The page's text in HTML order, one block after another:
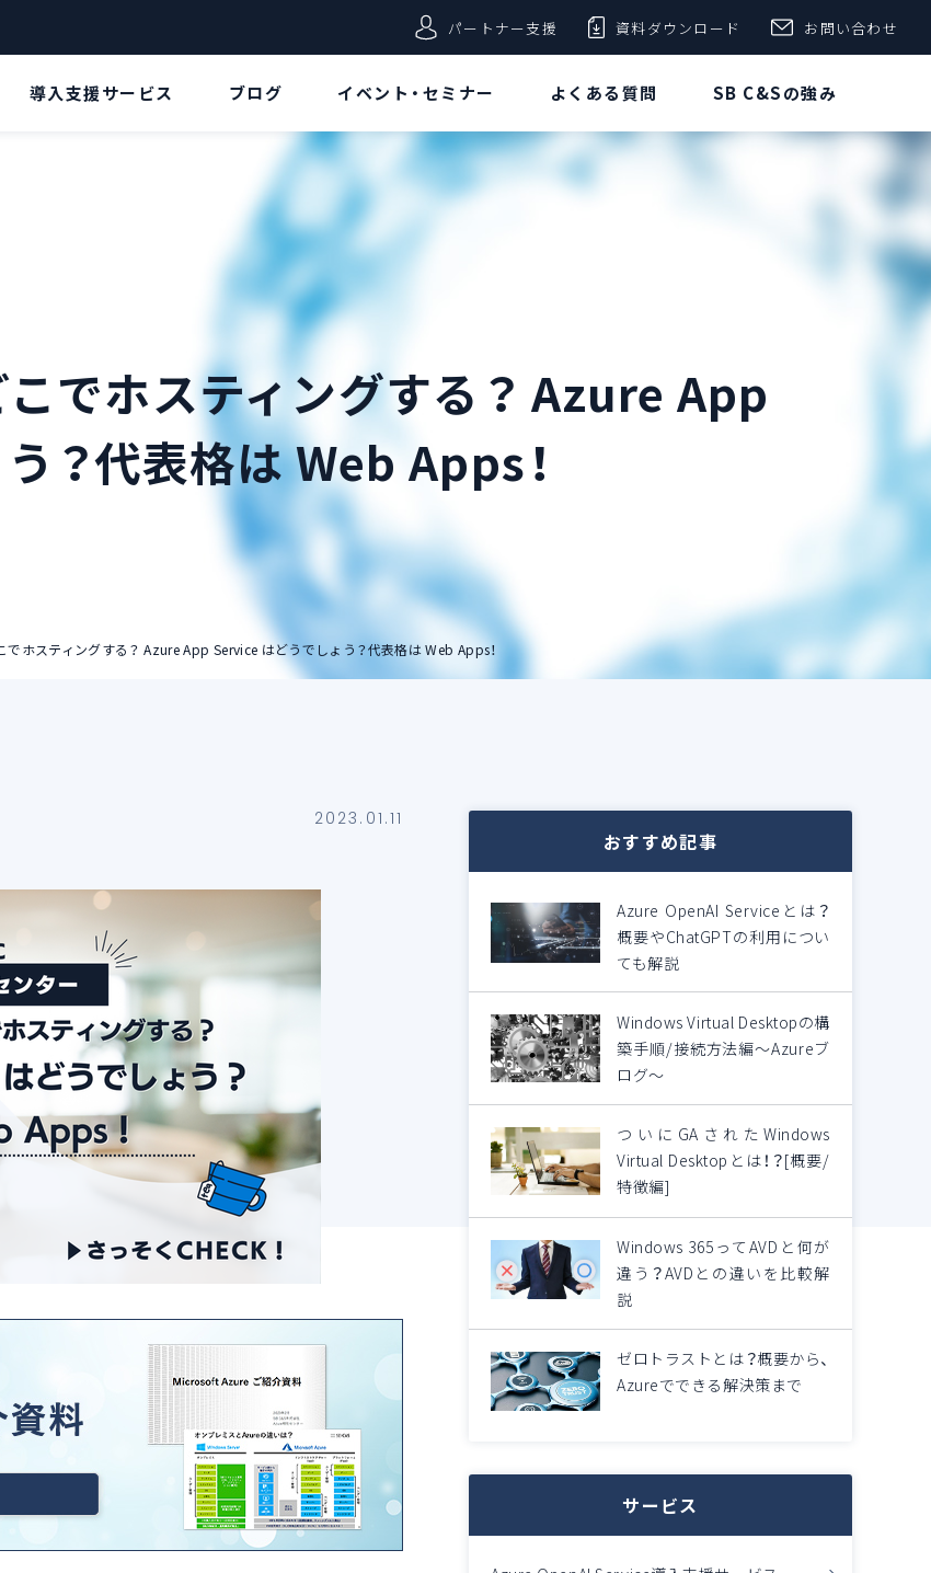
パートナー支援 資料ダウンロード お問い合わせ
導入支援サービス ブログ
とは!?[構
続方法
リソースグループ
仮想ネットワーク
イベント・セミナー よくある質問 SB C&Sの強み
でホスティングする？ Azure App
？代表格は Web Apps！
ホスティングする？ Azure App Service はどうでしょう？代表格は Web Apps！
2023.01.11
おすすめ記事
Azure OpenAI Serviceとは？
概要やChatGPTの利用につい
ても解説
Windows Virtual Desktopの構
築手順/接続方法編～Azureブ
ログ～
ついにGAされたWindows
Virtual Desktopとは！？[概要/
特徴編]
Windows 365ってAVDと何が
違う？AVDとの違いを比較解
説
ゼロトラストとは？概要から、
Azureでできる解決策まで
サービス